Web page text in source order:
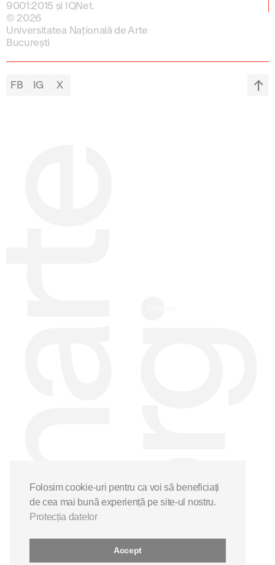
9001:2015 și IQNet.
© 2026
Universitatea Națională de Arte
București
FB IG X
Folosim cookie-uri pentru ca voi să beneficiați
de cea mai bună experiență pe site-ul nostru.
Protecția datelor
Accept